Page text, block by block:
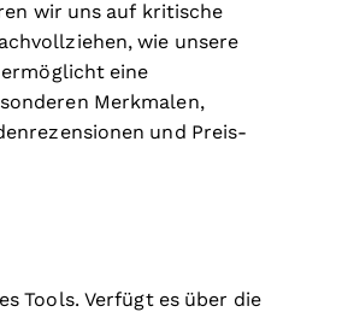
wir uns auf kritische
wie unsere
eine
Merkmalen,
und Preis-
Tools. Verfügt es über die